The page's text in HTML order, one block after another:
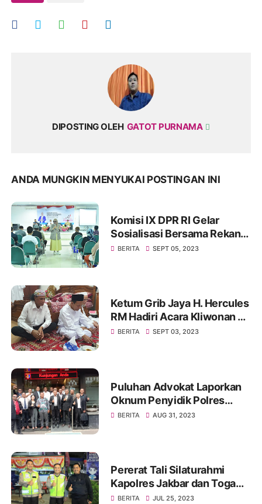
DIPOSTING OLEH GATOT PURNAMA
ANDA MUNGKIN MENYUKAI POSTINGAN INI
Komisi IX DPR RI Gelar
Sosialisasi Bersama Rekan
Mitra Kerjanya BKKBN di
BERITA SEPT 05, 2023
Ketum Grib Jaya H. Hercules
RM Hadiri Acara Kliwonan di
Pekalongan dan Milad Ke 11
BERITA SEPT 03, 2023
Puluhan Advokat Laporkan
Oknum Penyidik Polres
JAKSEL Ke Propam Mabes
BERITA AUG 31, 2023
Pererat Tali Silaturahmi
Kapolres Jakbar dan Toga
Serta Tomas, Ini Kata Tokoh
BERITA JUL 25, 2023